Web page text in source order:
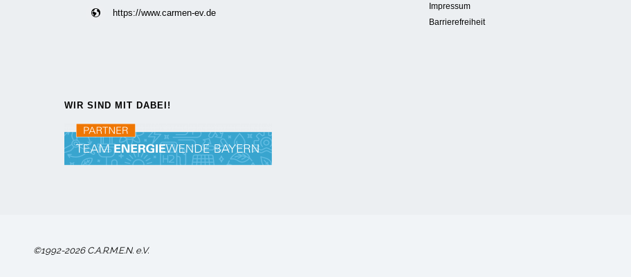
https://www.carmen-ev.de
Impressum
Barrierefreiheit
WIR SIND MIT DABEI!
©1992-2026 C.A.R.M.E.N. e.V.